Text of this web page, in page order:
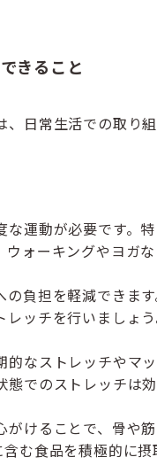
きること
日常生活での取り
運動が必要です。
ォーキングやヨガ
負担を軽減できま
ッチを行いましょう
なストレッチやマ
でのストレッチは効
けることで、骨や
む食品を積極的に摂